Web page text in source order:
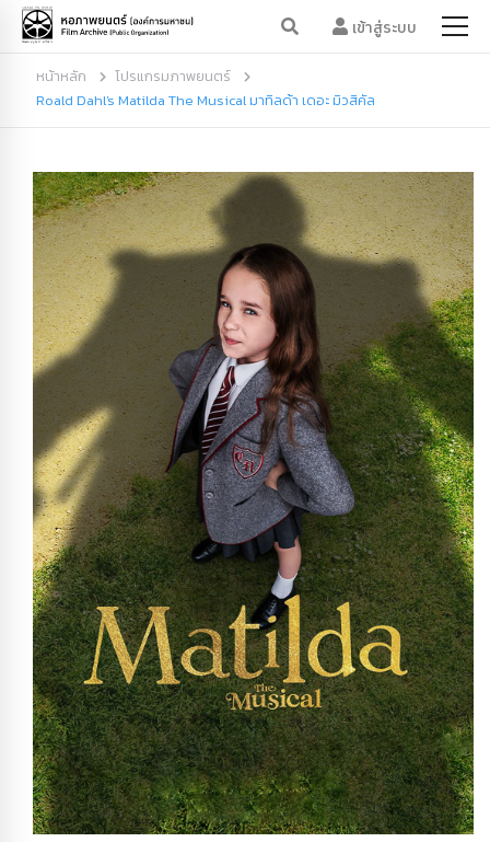
เข้าสู่ระบบ
หน้าหลัก
โปรแกรมภาพยนตร์
Roald Dahl's Matilda The Musical มาทิลด้า เดอะ มิวสิคัล